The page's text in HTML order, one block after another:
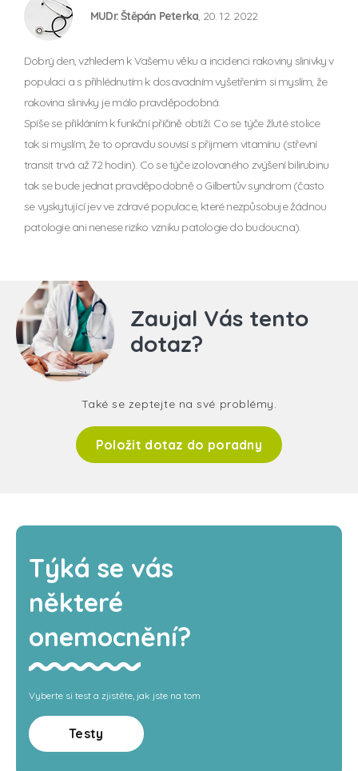
MUDr. Štěpán Peterka, 20. 12. 2022
Dobrý den, vzhledem k Vašemu věku a incidenci rakoviny slinivky v
populaci a s přihlédnutím k dosavadním vyšetřením si myslím, že
rakovina slinivky je málo pravděpodobná.
Spíše se přikláním k funkční příčině obtíží. Co se týče žluté stolice
tak si myslím, že to opravdu souvisí s přijmem vitamínu (střevní
transit trvá až 72 hodin). Co se týče izolovaného zvýšení bilirubinu
tak se bude jednat pravděpodobně o Gilbertův syndrom (často
se vyskytující jev ve zdravé populace, které nezpůsobuje žádnou
patologie ani nenese riziko vzniku patologie do budoucna).
Zaujal Vás tento
dotaz?
Také se zeptejte na své problémy.
Položit dotaz do poradny
Týká se vás
některé
onemocnění?
Vyberte si test a zjistěte, jak jste na tom
Testy